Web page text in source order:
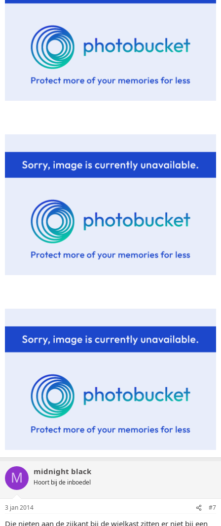
M midnight black
Hoort bij de inboedel
3 jan 2014 #7
Die nieten aan de zijkant bij de wielkast zitten er niet bij een